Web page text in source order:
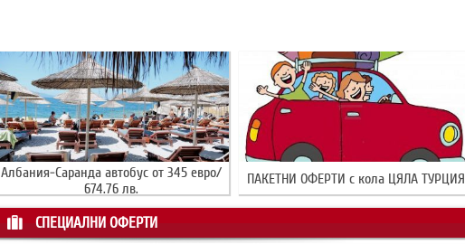
Албания-Саранда автобус от 345 евро/
674.76 лв.
ПАКЕТНИ ОФЕРТИ с кола ЦЯЛА ТУРЦИЯ
СПЕЦИАЛНИ ОФЕРТИ